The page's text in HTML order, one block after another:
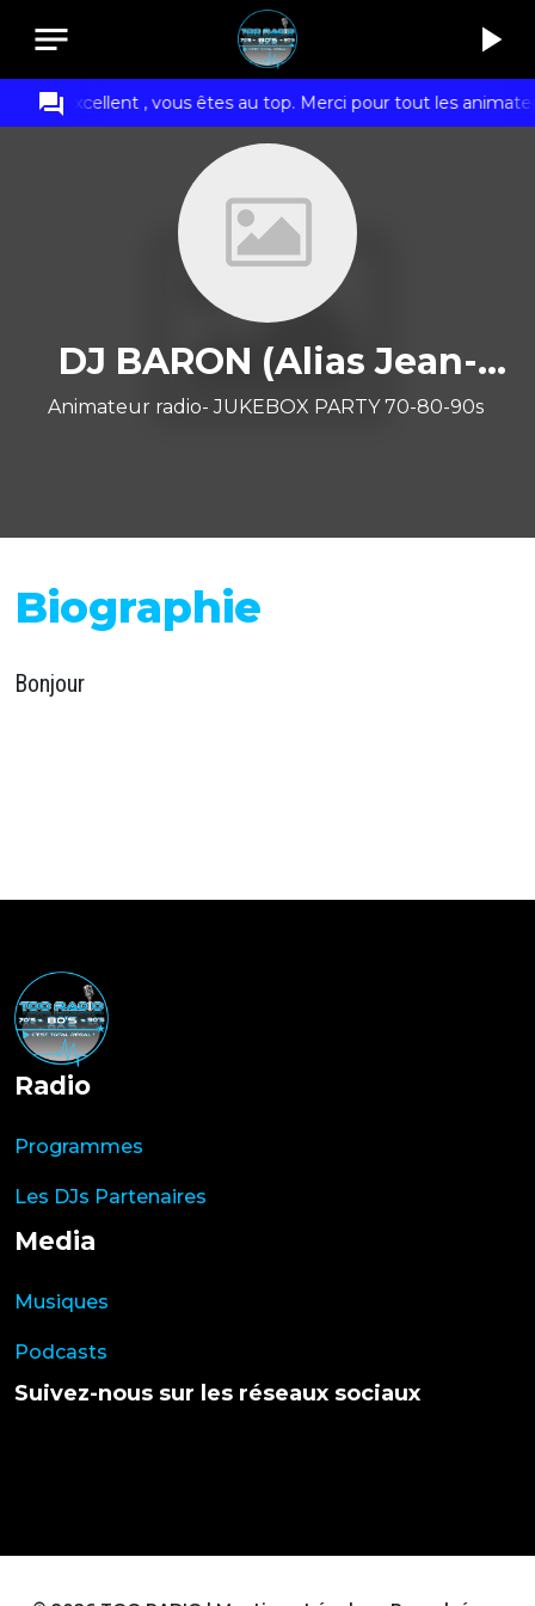
notes play_arrow
question_answer
:Excellent , vous êtes au top. Merci pour tout les
DJ BARON (Alias Jean-
Paul)
Animateur radio- JUKEBOX PARTY 70-80-90s
Biographie
Bonjour
Radio
Programmes
Les DJs Partenaires
Media
Musiques
Podcasts
Suivez-nous sur les réseaux sociaux